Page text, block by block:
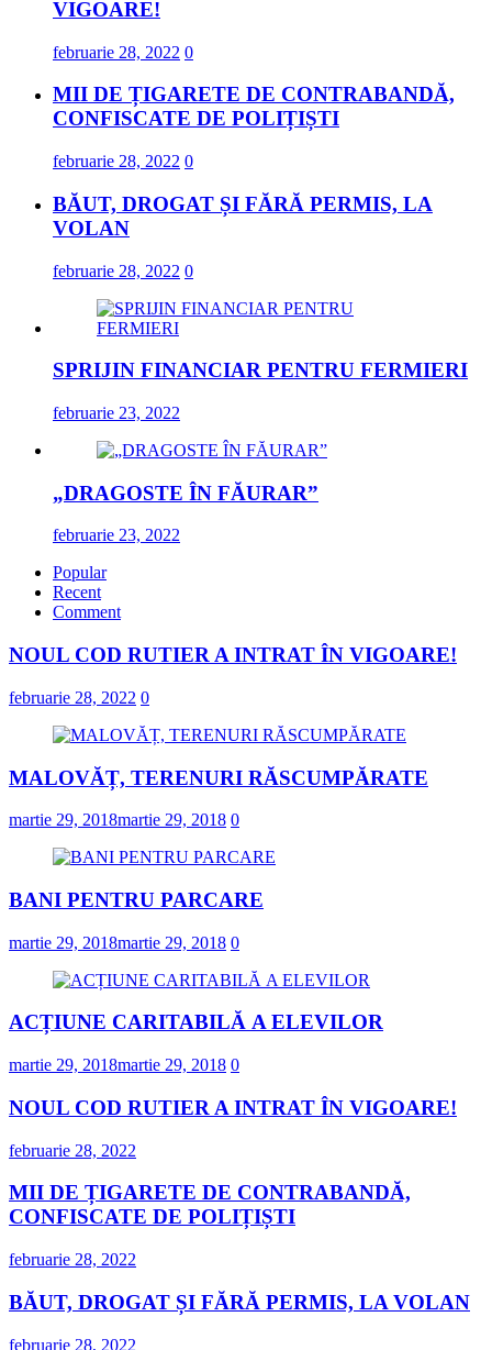
VIGOARE!
februarie 28, 2022 0
MII DE ȚIGARETE DE CONTRABANDĂ,
CONFISCATE DE POLIȚIȘTI
februarie 28, 2022 0
BĂUT, DROGAT ȘI FĂRĂ PERMIS, LA
VOLAN
februarie 28, 2022 0
SPRIJIN FINANCIAR PENTRU FERMIERI
februarie 23, 2022
„DRAGOSTE ÎN FĂURAR”
februarie 23, 2022
Popular
Recent
Comment
NOUL COD RUTIER A INTRAT ÎN VIGOARE!
februarie 28, 2022 0
MALOVĂȚ, TERENURI RĂSCUMPĂRATE
martie 29, 2018martie 29, 2018 0
BANI PENTRU PARCARE
martie 29, 2018martie 29, 2018 0
ACȚIUNE CARITABILĂ A ELEVILOR
martie 29, 2018martie 29, 2018 0
NOUL COD RUTIER A INTRAT ÎN VIGOARE!
februarie 28, 2022
MII DE ȚIGARETE DE CONTRABANDĂ,
CONFISCATE DE POLIȚIȘTI
februarie 28, 2022
BĂUT, DROGAT ȘI FĂRĂ PERMIS, LA VOLAN
februarie 28, 2022